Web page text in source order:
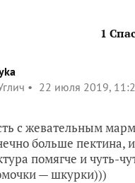
1
22 июля 2019,
с жевательным
больше пектина,
помягче и чуть-
— шкурки)))